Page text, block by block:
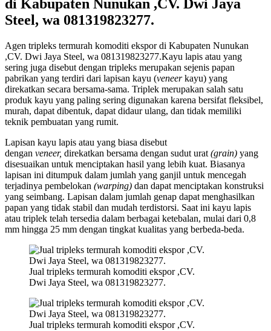
di Kabupaten Nunukan ,CV. Dwi Jaya
Steel, wa 081319823277.
Agen tripleks termurah komoditi ekspor di Kabupaten Nunukan
,CV. Dwi Jaya Steel, wa 081319823277.Kayu lapis atau yang
sering juga disebut dengan tripleks merupakan sejenis papan
pabrikan yang terdiri dari lapisan kayu (veneerkayu) yang
direkatkan secara bersama-sama. Triplek merupakan salah satu
produk kayu yang paling sering digunakan karena bersifat fleksibel,
murah, dapat dibentuk, dapat didaur ulang, dan tidak memiliki
teknik pembuatan yang rumit.
Lapisan kayu lapis atau yang biasa disebut
dengan veneer, direkatkan bersama dengan sudut urat (grain) yang
disesuaikan untuk menciptakan hasil yang lebih kuat. Biasanya
lapisan ini ditumpuk dalam jumlah yang ganjil untuk mencegah
terjadinya pembelokan (warping) dan dapat menciptakan konstruksi
yang seimbang. Lapisan dalam jumlah genap dapat menghasilkan
papan yang tidak stabil dan mudah terdistorsi. Saat ini kayu lapis
atau triplek telah tersedia dalam berbagai ketebalan, mulai dari 0,8
mm hingga 25 mm dengan tingkat kualitas yang berbeda-beda.
Jual tripleks termurah komoditi ekspor ,CV.
Dwi Jaya Steel, wa 081319823277.
Jual tripleks termurah komoditi ekspor ,CV.